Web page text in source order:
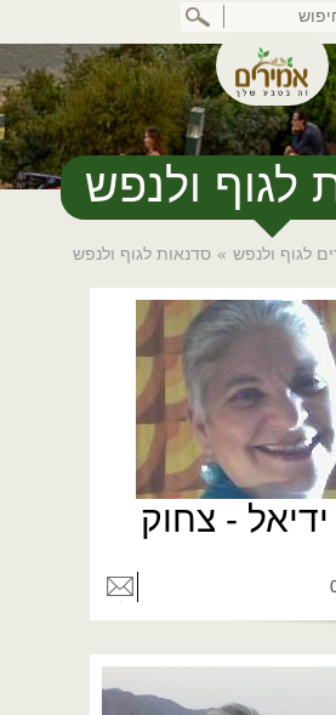
לתוכן
המרכזי
לגוף ולנפש
לגוף ולנפש » סדנאות לגוף ולנפש
- צחוק